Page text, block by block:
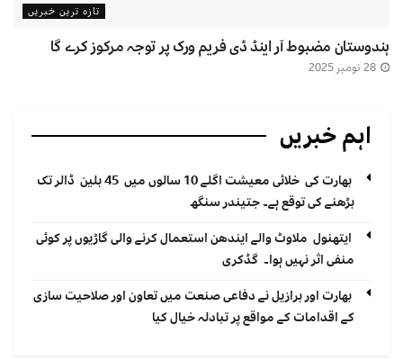
تازہ ترین خبریں
ہندوستان مضبوط آر اینڈ ڈی فریم ورک پر توجہ مرکوز کرے گا
اہم خبریں
بھارت کی خلائی معیشت اگلے 10 سالوں میں 45 بلین ڈالر تک
بڑھنے کی توقع ہے۔ جتیندر سنگھ
ایتھنول ملاوٹ والے ایندھن استعمال کرنے والی گاڑیوں پر کوئی
منفی اثر نہیں ہوا۔ گڈکری
بھارت اور برازیل نے دفاعی صنعت میں تعاون اور صلاحیت سازی
کے اقدامات کے مواقع پر تبادلہ خیال کیا